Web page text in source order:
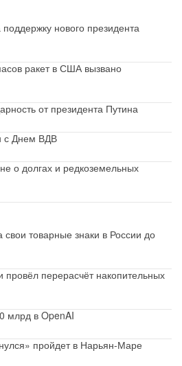
нового президента
ракет в США вызвано
от президента Путина
с Днем ВДВ
о долгах и редкоземельных
товарные знаки в России до
перерасчёт накопительных
млрд в OpenAI
пройдет в Нарьян-Маре